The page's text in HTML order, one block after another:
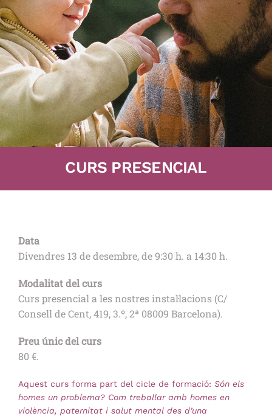
CURS PRESENCIAL
Data
Divendres 13 de desembre, de 9:30 h. a 14:30 h.
Modalitat del curs
Curs presencial a les nostres instal·lacions (C/
Consell de Cent, 419, 3.º, 2ª 08009 Barcelona).
Preu únic del curs
80 €.
Aquest curs forma part del cicle de formació: Són els
homes un problema? Com treballar amb homes en
violència, paternitat i salut mental des d’una